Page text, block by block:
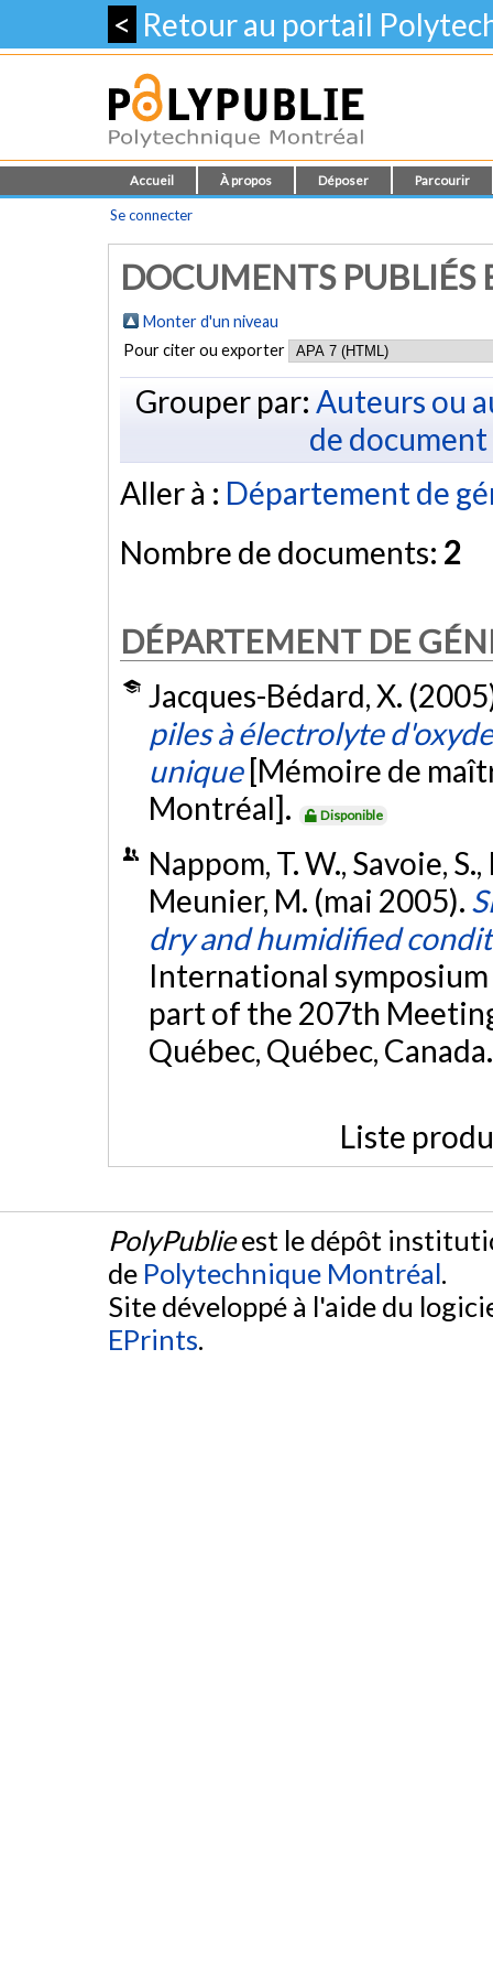
< Retour au portail
Accueil À propos Déposer Parcourir
Se connecter
DOCUMENTS PUBLIÉS
Monter d'un niveau
Pour citer ou exporter
Grouper par: Auteurs ou
de document
Aller à : Département de
Nombre de documents: 2
DÉPARTEMENT DE
Jacques-Bédard, X.
piles à électrolyte
unique [Mémoire de
Montréal].
Disponible
Nappom, T. W., Savoie,
Meunier, M. (mai 2005).
dry and humidified
International symposium
part of the 207th
Québec, Québec,
Liste
PolyPublieest le dépôt
de Polytechnique Montréal.
Site développé à l'aide du
EPrints.